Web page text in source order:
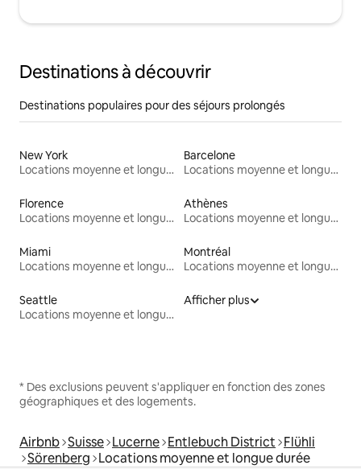
Destinations à découvrir
Destinations populaires pour des séjours prolongés
New York
Locations moyenne et longue durée
Barcelone
Locations moyenne et longue durée
Florence
Locations moyenne et longue durée
Athènes
Locations moyenne et longue durée
Miami
Locations moyenne et longue durée
Montréal
Locations moyenne et longue durée
Seattle
Locations moyenne et longue durée
Afficher plus
* Des exclusions peuvent s'appliquer en fonction des zones
géographiques et des logements.
Airbnb Suisse Lucerne Entlebuch District Flühli
Sörenberg Locations moyenne et longue durée